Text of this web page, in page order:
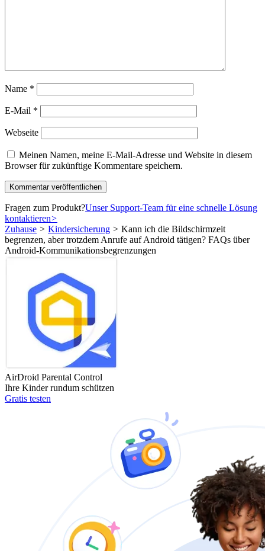
Name *
E-Mail *
Webseite
Meinen Namen, meine E-Mail-Adresse und Website in diesem
Browser für zukünftige Kommentare speichern.
Fragen zum Produkt?Unser Support-Team für eine schnelle Lösung
kontaktieren>
Zuhause > Kindersicherung > Kann ich die Bildschirmzeit
begrenzen, aber trotzdem Anrufe auf Android tätigen? FAQs über
Android-Kommunikationsbegrenzungen
AirDroid Parental Control
Ihre Kinder rundum schützen
Gratis testen